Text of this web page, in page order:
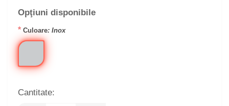
Opţiuni disponibile
* Culoare: Inox
Cantitate: